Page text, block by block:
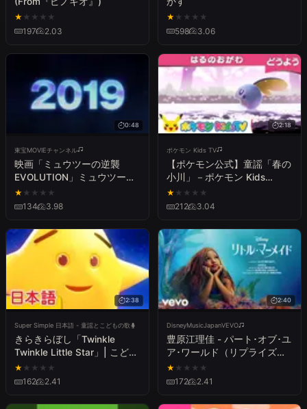
★ ★ ★ ★ ★
197 2.03
★ ★ ★ ★ ★
598 3.06
0:48
東宝MOVIEチャンネル
映画「ミュウツーの逆襲
EVOLUTION」ミュウツーイ
ヤー特別映像
★ ★ ★ ★ ★
134 3.98
2:18
ポケモン Kids TV
【ポケモン公式】童謡「春の
小川」－ポケモン Kids
TV【こどものうた】
★ ★ ★ ★ ★
212 3.04
2:38
Super Simple 日本語 - 童謡とこどもの歌
きらきらぼし「Twinkle
Twinkle Little Star」| こども
のうた | Super Simple 日本
語
★ ★ ★ ★ ★
162 2.41
2:40
DisneyMusicJapanVEVO
豊原江理佳 - パート･オブ･ユ
ア･ワールド（リプライズ）
(From 『リトル・マーメイ
ド』／日本語版)
★ ★ ★ ★ ★
172 2.41